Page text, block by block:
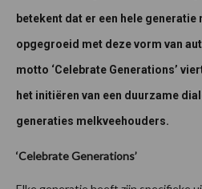
betekent dat er een hele
opgegroeid met deze vorm van
motto ‘Celebrate Generations’
het initiëren van een duurzame
generaties melkveehouders.
‘Celebrate Generations’